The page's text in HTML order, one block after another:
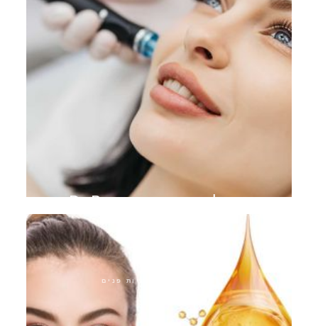
טיפול במיקרו-מחט Dr.Pen
התערבויות אסתטיות פנים